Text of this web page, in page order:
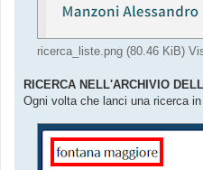
ricerca_liste.png (80.46 KiB)
RICERCA NELL'ARCHIVIO
Ogni volta che lanci una ricerca